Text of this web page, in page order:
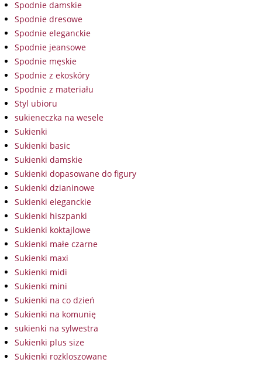
Spodnie damskie
Spodnie dresowe
Spodnie eleganckie
Spodnie jeansowe
Spodnie męskie
Spodnie z ekoskóry
Spodnie z materiału
Styl ubioru
sukieneczka na wesele
Sukienki
Sukienki basic
Sukienki damskie
Sukienki dopasowane do figury
Sukienki dzianinowe
Sukienki eleganckie
Sukienki hiszpanki
Sukienki koktajlowe
Sukienki małe czarne
Sukienki maxi
Sukienki midi
Sukienki mini
Sukienki na co dzień
Sukienki na komunię
sukienki na sylwestra
Sukienki plus size
Sukienki rozkloszowane